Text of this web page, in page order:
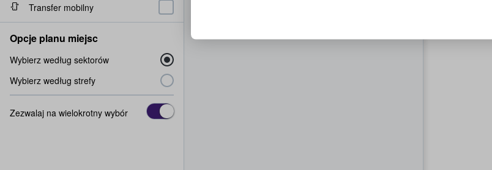
Transfer mobilny
Opcje planu miejsc
Wybierz według sektorów
Wybierz według strefy
Zezwalaj na wielokrotny wybór